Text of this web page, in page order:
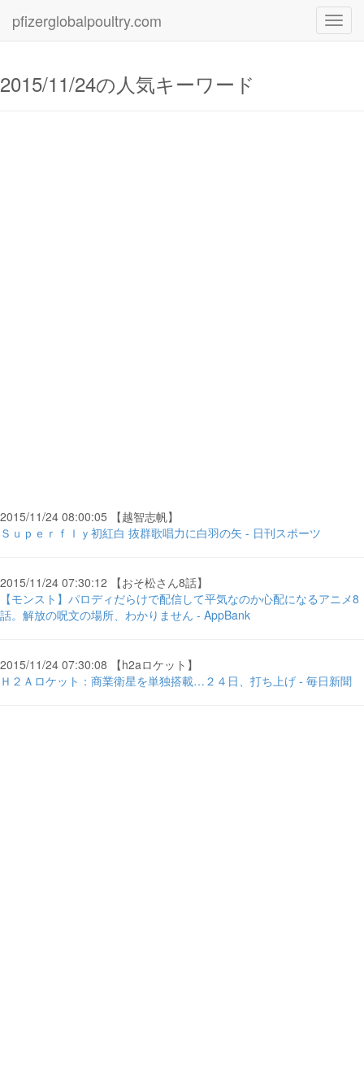
pfizerglobalpoultry.com
2015/11/24の人気キーワード
2015/11/24 08:00:05 【越智志帆】
Ｓｕｐｅｒｆｌｙ初紅白 抜群歌唱力に白羽の矢 - 日刊スポーツ
2015/11/24 07:30:12 【おそ松さん8話】
【モンスト】パロディだらけで配信して平気なのか心配になるアニメ8
話。解放の呪文の場所、わかりません - AppBank
2015/11/24 07:30:08 【h2aロケット】
Ｈ２Ａロケット：商業衛星を単独搭載…２４日、打ち上げ - 毎日新聞